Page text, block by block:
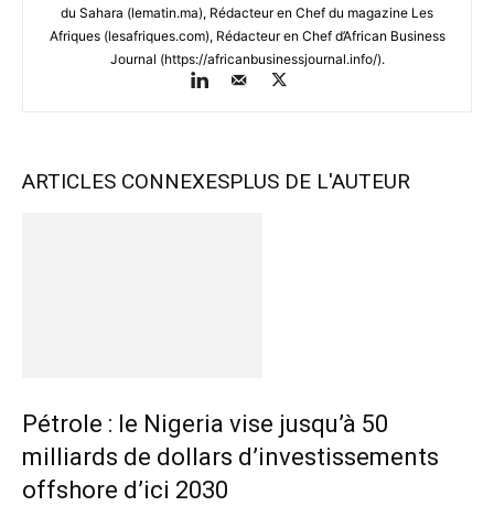
du Sahara (lematin.ma), Rédacteur en Chef du magazine Les
Afriques (lesafriques.com), Rédacteur en Chef d’African Business
Journal (https://africanbusinessjournal.info/).
ARTICLES CONNEXESPLUS DE L'AUTEUR
Pétrole : le Nigeria vise jusqu’à 50
milliards de dollars d’investissements
offshore d’ici 2030